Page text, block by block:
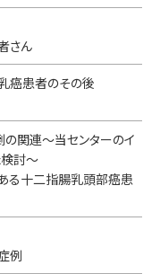
さん
癌患者のその後
関連～当センターのイ
検討～
る十二指腸乳頭部癌患
例